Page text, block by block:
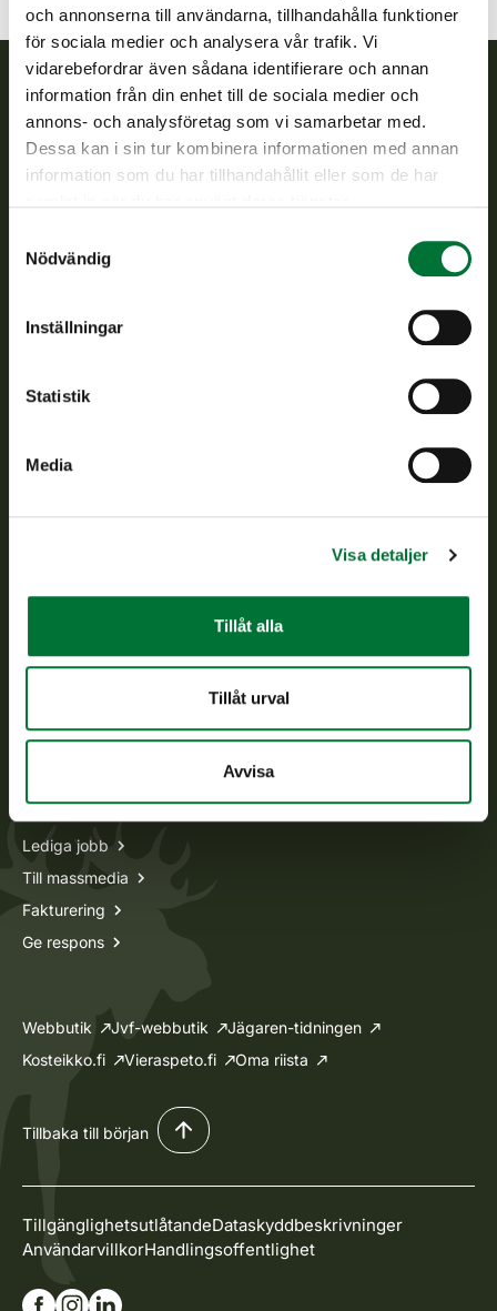
och annonserna till användarna, tillhandahålla funktioner
för sociala medier och analysera vår trafik. Vi
vidarebefordrar även sådana identifierare och annan
information från din enhet till de sociala medier och
annons- och analysföretag som vi samarbetar med.
Dessa kan i sin tur kombinera informationen med annan
information som du har tillhandahållit eller som de har
Nödvändig
Inställningar
Statistik
Media
Visa detaljer
Tillåt alla
Tillåt urval
Avvisa
Finlands viltcentral
Finlands viltcentral främjar en hållbar vilthushållning, stöder
Vardagar kl. 9–15
asiakaspalvelu@riista.fi
Oma riista -tjänsten
Ansökan om licenser och dispenser
Information om oss
Lediga jobb
Till massmedia
Fakturering
Ge respons
Webbutik Jvf-webbutik
Jägaren-tidningen
Kosteikko.fi
Vieraspeto.fi Oma riista
Tillbaka till början
TillgänglighetsutlåtandeDataskyddbeskrivninger
AnvändarvillkorHandlingsoffentlighet